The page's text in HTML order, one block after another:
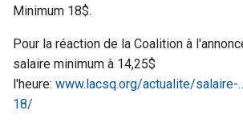
Minimum 18$.
Pour la réaction de la Coalition à
salaire minimum à 14,25$
l'heure: www.lacsq.org/actualite/salaire-
18/